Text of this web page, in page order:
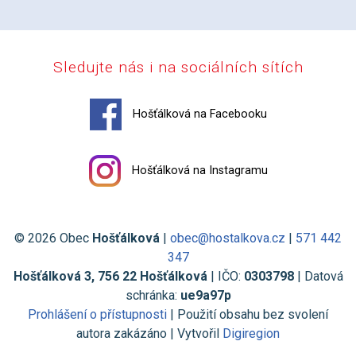
Sledujte nás i na sociálních sítích
Hošťálková na Facebooku
Hošťálková na Instagramu
© 2026 Obec Hošťálková | obec@hostalkova.cz | 571 442
347
Hošťálková 3, 756 22 Hošťálková| IČO: 0303798| Datová
schránka: ue9a97p
Prohlášení o přístupnosti | Použití obsahu bez svolení
autora zakázáno | Vytvořil Digiregion